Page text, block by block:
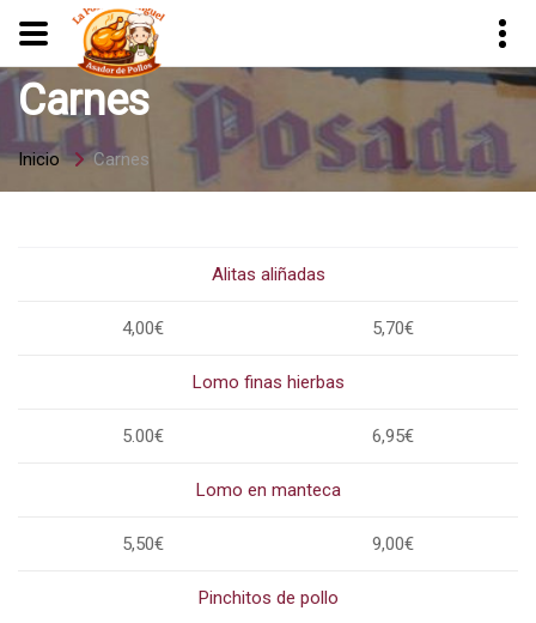
Carnes
Inicio Carnes
Alitas aliñadas
4,00€ 5,70€
Lomo finas hierbas
5.00€ 6,95€
Lomo en manteca
5,50€ 9,00€
Pinchitos de pollo